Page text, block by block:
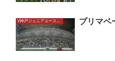
V神戸ジュニアユースU14 プリマベ